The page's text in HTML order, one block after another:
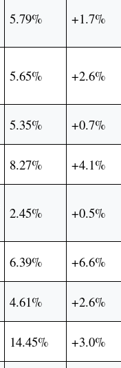
5.79% +1.7%
5.65% +2.6%
5.35% +0.7%
8.27% +4.1%
2.45% +0.5%
6.39% +6.6%
4.61% +2.6%
14.45% +3.0%